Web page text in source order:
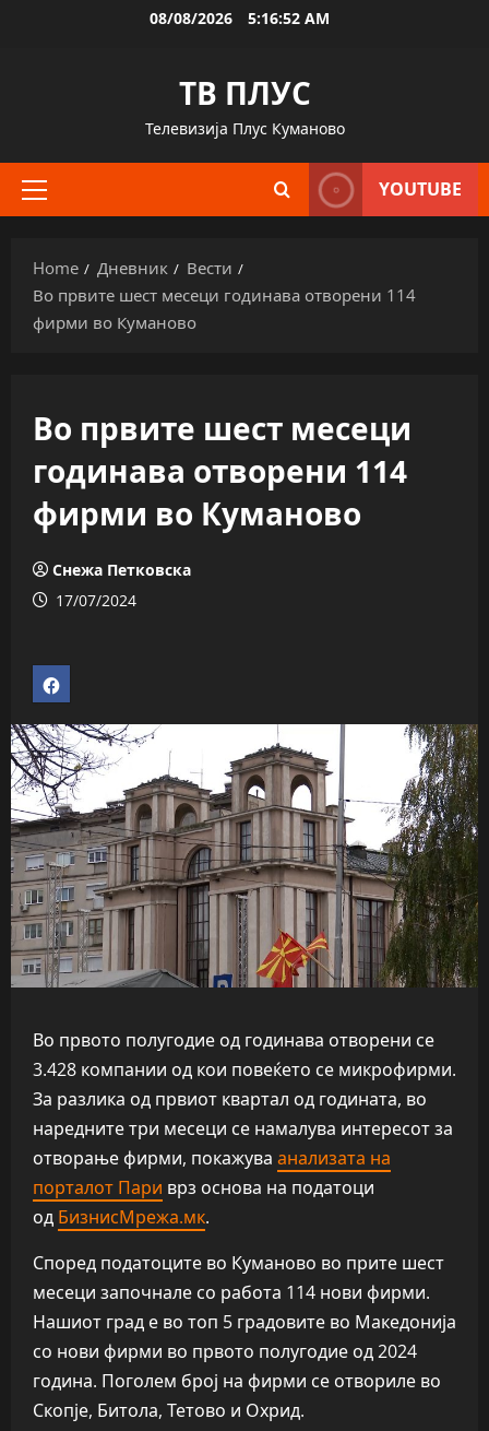
08/08/2026 5:16:52 AM
ТВ ПЛУС
Телевизија Плус Куманово
Primary
YOUTUBE
Home Дневник
Вести
Во првите шест месеци годинава отворени 114
фирми во Куманово
Во првите шест месеци
годинава отворени 114
фирми во Куманово
Снежа Петковска
17/07/2024
Во првото полугодие од годинава отворени се
3.428 компании од кои повеќето се микрофирми.
За разлика од првиот квартал од годината, во
наредните три месеци се намалува интересот за
отворање фирми, покажува анализата на
порталот Пари врз основа на податоци
од БизнисМрежа.мк.
Според податоците во Куманово во прите шест
месеци започнале со работа 114 нови фирми.
Нашиот град е во топ 5 градовите во Македонија
со нови фирми во првото полугодие од 2024
година. Поголем број на фирми се отвориле во
Скопје, Битола, Тетово и Охрид.